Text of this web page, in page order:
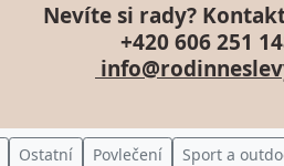
Nevíte si rady?
+420 606 251
Ostatní Povlečení Sport a